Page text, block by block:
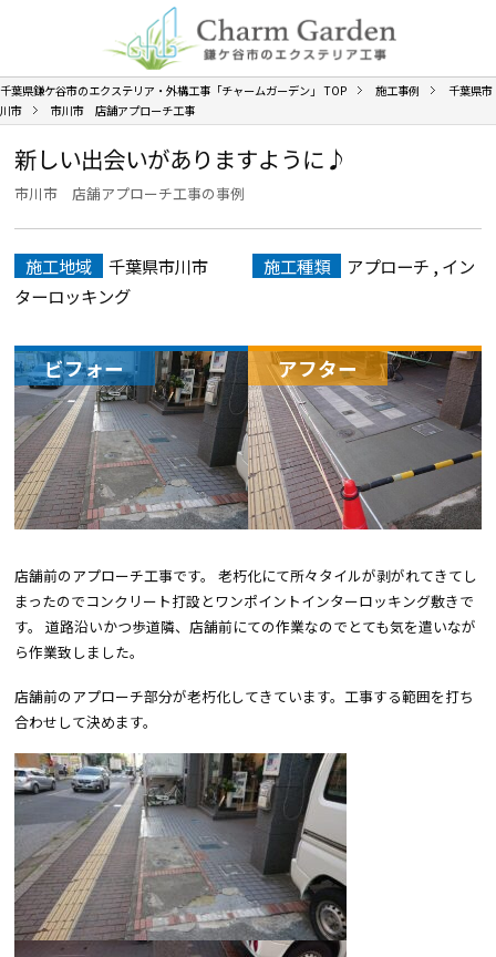
千葉県鎌ケ谷市のエクステリア・外構工事「チャームガーデン」 TOP 施工事例
千葉県市
川市
市川市 店舗アプローチ工事
新しい出会いがありますように♪
市川市 店舗アプローチ工事の事例
施工地域 千葉県市川市 施工種類 アプローチ , イン
ターロッキング
店舗前のアプローチ工事です。 老朽化にて所々タイルが剥がれてきてし
まったのでコンクリート打設とワンポイントインターロッキング敷きで
す。 道路沿いかつ歩道隣、店舗前にての作業なのでとても気を遣いなが
ら作業致しました。
店舗前のアプローチ部分が老朽化してきています。工事する範囲を打ち
合わせして決めます。